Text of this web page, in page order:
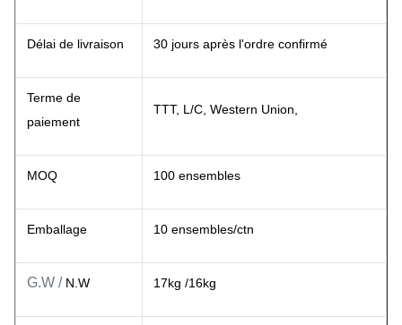
Délai de livraison 30 jours après l'ordre confirmé
Terme de
paiement
TTT, L/C, Western Union,
MOQ 100 ensembles
Emballage 10 ensembles/ctn
G.W / N.W 17kg /16kg